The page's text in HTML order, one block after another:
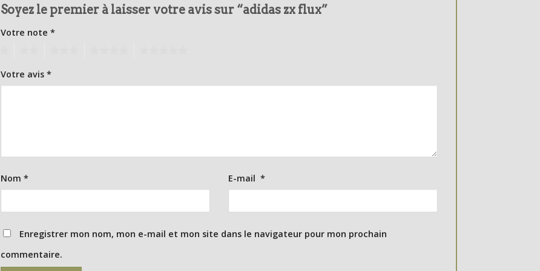
Soyez le premier à laisser votre avis sur “adidas zx flux”
Votre note *
Votre avis *
Nom * E-mail *
Enregistrer mon nom, mon e-mail et mon site dans le navigateur pour mon prochain
commentaire.